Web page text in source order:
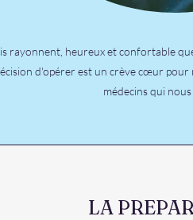
rayonnent, heureux et confortable
d'opérer est un crève cœur pour
médecins qui
LA